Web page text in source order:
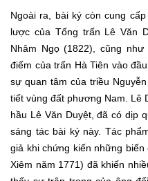
Ngoài ra, bài ký còn cung
lược của Tổng trấn Lê Văn
Nhâm Ngọ (1822), cũng
điếm của trấn Hà Tiên vào
sự quan tâm của triều
tiết vùng đất phương Nam. Lê
hầu Lê Văn Duyệt, đã có dịp
sáng tác bài ký này. Tác
giả khi chứng kiến những
Xiêm năm 1771) đã khiến